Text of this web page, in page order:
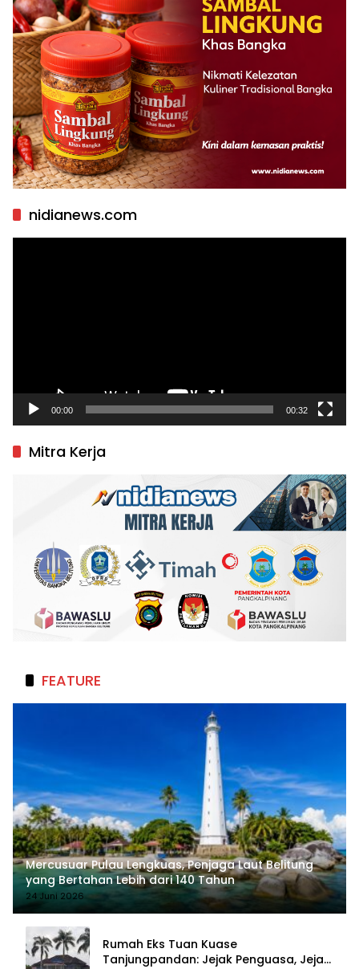
nidianews.com
00:00 00:32
Mitra Kerja
FEATURE
Mercusuar Pulau Lengkuas, Penjaga Laut Belitung
yang Bertahan Lebih dari 140 Tahun
24 Juni 2026
Rumah Eks Tuan Kuase
Tanjungpandan: Jejak Penguasa, Jejak